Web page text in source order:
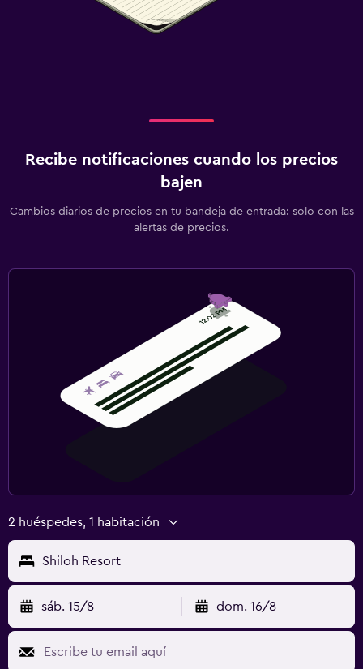
Recibe notificaciones cuando los precios
bajen
Cambios diarios de precios en tu bandeja de entrada: solo con las
alertas de precios.
2 huéspedes, 1 habitación
Shiloh Resort
sáb. 15/8 dom. 16/8